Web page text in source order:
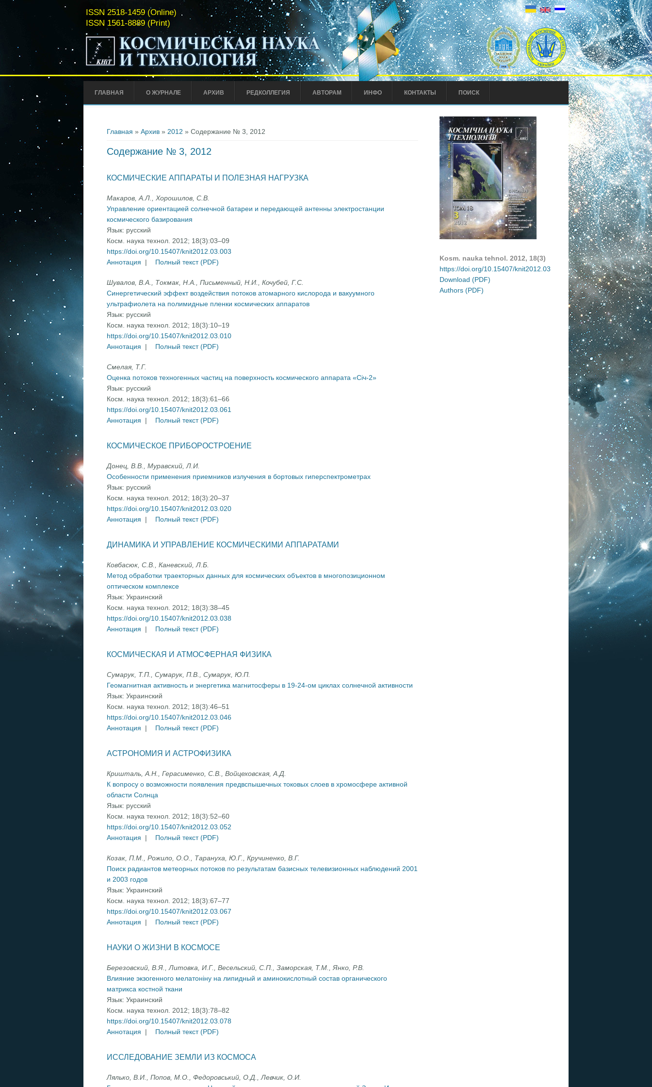
ISSN 2518-1459 (Online)
ISSN 1561-8889 (Print)
ГЛАВНАЯ О ЖУРНАЛЕ АРХИВ РЕДКОЛЛЕГИЯ АВТОРАМ ИНФО КОНТАКТЫ ПОИСК
Главная » Архив» 2012 » Содержание № 3, 2012
Содержание № 3, 2012
КОСМИЧЕСКИЕ АППАРАТЫ И ПОЛЕЗНАЯ НАГРУЗКА
Макаров, А.Л., Хорошилов, С.В.
Управление ориентацией солнечной батареи и передающей антенны электростанции
космического базирования
Язык: русский
Косм. наука технол. 2012; 18(3):03–09
https://doi.org/10.15407/knit2012.03.003
Аннотация
| Полный текст (PDF)
Шувалов, В.А., Токмак, Н.А., Письменный, Н.И., Кочубей, Г.С.
Синергетический эффект воздействия потоков атомарного кислорода и вакуумного
ультрафиолета на полимидные пленки космических аппаратов
Язык: русский
Косм. наука технол. 2012; 18(3):10–19
https://doi.org/10.15407/knit2012.03.010
Аннотация
| Полный текст (PDF)
Смелая, Т.Г.
Оценка потоков техногенных частиц на поверхность космического аппарата «Січ-2»
Язык: русский
Косм. наука технол. 2012; 18(3):61–66
https://doi.org/10.15407/knit2012.03.061
Аннотация
| Полный текст (PDF)
КОСМИЧЕСКОЕ ПРИБОРОСТРОЕНИЕ
Донец, В.В., Муравский, Л.И.
Особенности применения приемников излучения в бортовых гиперспектрометрах
Язык: русский
Косм. наука технол. 2012; 18(3):20–37
https://doi.org/10.15407/knit2012.03.020
Аннотация
| Полный текст (PDF)
ДИНАМИКА И УПРАВЛЕНИЕ КОСМИЧЕСКИМИ АППАРАТАМИ
Ковбасюк, С.В., Каневский, Л.Б.
Метод обработки траекторных данных для космических объектов в многопозиционном
оптическом комплексе
Язык: Украинский
Косм. наука технол. 2012; 18(3):38–45
https://doi.org/10.15407/knit2012.03.038
Аннотация
| Полный текст (PDF)
КОСМИЧЕСКАЯ И АТМОСФЕРНАЯ ФИЗИКА
Сумарук, Т.П., Сумарук, П.В., Сумарук, Ю.П.
Геомагнитная активность и энергетика магнитосферы в 19-24-ом циклах солнечной активности
Язык: Украинский
Косм. наука технол. 2012; 18(3):46–51
https://doi.org/10.15407/knit2012.03.046
Аннотация
| Полный текст (PDF)
АСТРОНОМИЯ И АСТРОФИЗИКА
Кришталь, А.Н., Герасименко, С.В., Войцеховская, А.Д.
К вопросу о возможности появления предвспышечных токовых слоев в хромосфере активной
области Солнца
Язык: русский
Косм. наука технол. 2012; 18(3):52–60
https://doi.org/10.15407/knit2012.03.052
Аннотация
| Полный текст (PDF)
Козак, П.М., Рожило, О.О., Тарануха, Ю.Г., Кручиненко, В.Г.
Поиск радиантов метеорных потоков по результатам базисных телевизионных наблюдений 2001
и 2003 годов
Язык: Украинский
Косм. наука технол. 2012; 18(3):67–77
https://doi.org/10.15407/knit2012.03.067
Аннотация
| Полный текст (PDF)
НАУКИ О ЖИЗНИ В КОСМОСЕ
Березовский, В.Я., Литовка, И.Г., Весельский, С.П., Заморская, Т.М., Янко, Р.В.
Влияние экзогенного мелатоніну на липидный и аминокислотный состав органического
матрикса костной ткани
Язык: Украинский
Косм. наука технол. 2012; 18(3):78–82
https://doi.org/10.15407/knit2012.03.078
Аннотация
| Полный текст (PDF)
ИССЛЕДОВАНИЕ ЗЕМЛИ ИЗ КОСМОСА
Лялько, В.И., Попов, М.О., Федоровський, О.Д., Левчик, О.И.
Kosm. nauka tehnol. 2012, 18(3)
https://doi.org/10.15407/knit2012.03
Download (PDF)
Authors (PDF)